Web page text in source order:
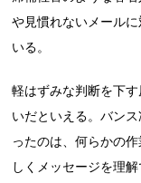
や見慣れないメール
いる。
軽はずみな判断を下
いだといえる。バン
ったのは、何らかの
しくメッセージを理